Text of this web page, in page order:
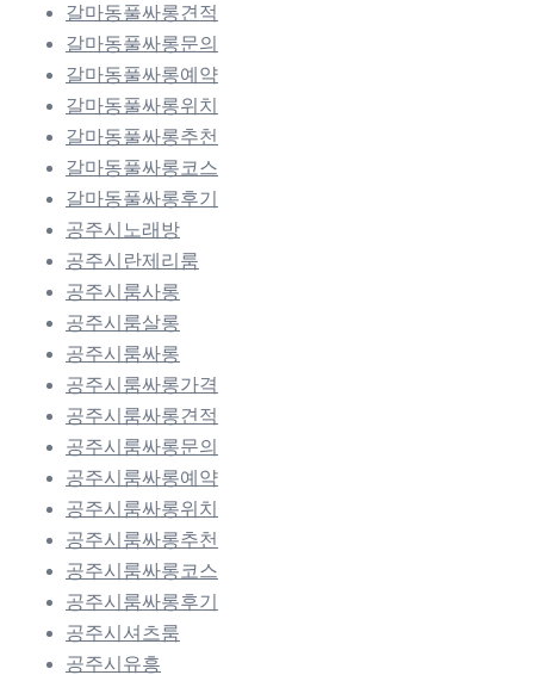
갈마동풀싸롱견적
갈마동풀싸롱문의
갈마동풀싸롱예약
갈마동풀싸롱위치
갈마동풀싸롱추천
갈마동풀싸롱코스
갈마동풀싸롱후기
공주시노래방
공주시란제리룸
공주시룸사롱
공주시룸살롱
공주시룸싸롱
공주시룸싸롱가격
공주시룸싸롱견적
공주시룸싸롱문의
공주시룸싸롱예약
공주시룸싸롱위치
공주시룸싸롱추천
공주시룸싸롱코스
공주시룸싸롱후기
공주시셔츠룸
공주시유흥